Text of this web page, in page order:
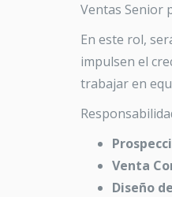
Ventas Senior
En este rol,
impulsen el
trabajar en
Venta
Diseño